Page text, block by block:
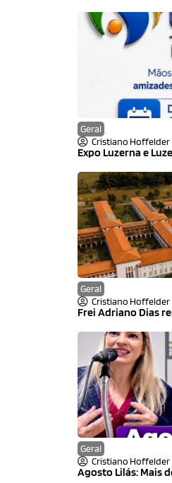
Geral
Cristiano Hoffelder
Expo Luzerna e
Geral
Cristiano Hoffelder
Frei Adriano Dias
Geral
Cristiano Hoffelder
Agosto Lilás: Mais